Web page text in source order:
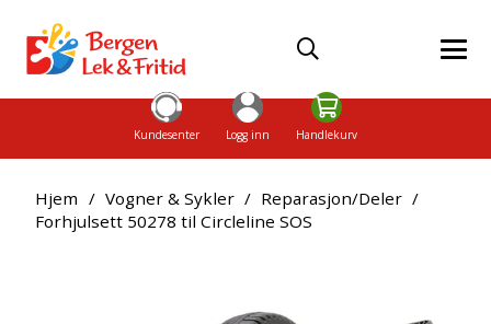
Kundesenter Logg inn Handlekurv
Hjem / Vogner & Sykler / Reparasjon/Deler /
Forhjulsett 50278 til Circleline SOS